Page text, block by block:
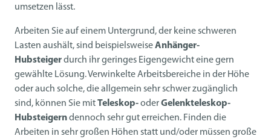
umsetzen lässt.
Arbeiten Sie auf einem Untergrund, der keine schweren
Lasten aushält, sind beispielsweiseAnhänger-
Hubsteigerdurch ihr geringes Eigengewicht eine gern
gewählte Lösung. Verwinkelte Arbeitsbereiche in der Höhe
oder auch solche, die allgemein sehr schwer zugänglich
sind, können Sie mitTeleskop-oderGelenkteleskop-
Hubsteigerndennoch sehr gut erreichen. Finden die
Arbeiten in sehr großen Höhen statt und/oder müssen große